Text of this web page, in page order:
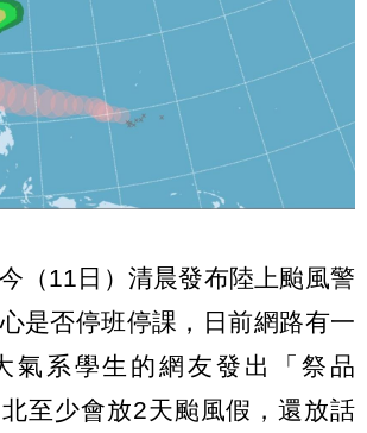
（11日）清晨發布陸上颱風警
是否停班停課，日前網路有一
氣系學生的網友發出「祭品
至少會放2天颱風假，還放話